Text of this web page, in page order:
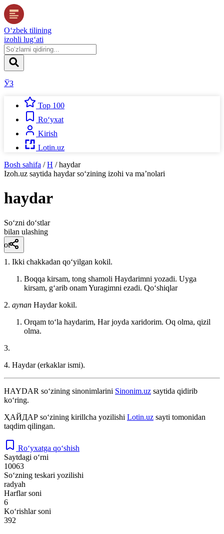
O‘zbek tilining
izohli lug‘ati
ЎЗ
Top 100
Ro‘yxat
Kirish
Lotin.uz
Bosh sahifa / H / haydar
Izoh.uz saytida haydarso‘zining izohi va ma’nolari
haydar
So‘zni do‘stlar
bilan ulashing
ot
1. Ikki chakkadan qoʻyilgan kokil.
Boqqa kirsam, tong shamoli Haydarimni yozadi. Uyga
kirsam, gʻarib onam Yuragimni ezadi. Qoʻshiqlar
2. aynan Haydar kokil.
Orqam toʻla haydarim, Har joyda xaridorim. Oq olma, qizil
olma.
3.
4. Haydar (erkaklar ismi).
HAYDAR so‘zining sinonimlarini Sinonim.uz saytida qidirib
ko‘ring.
ҲАЙДАР so‘zining kirillcha yozilishi Lotin.uz sayti tomonidan
taqdim qilingan.
Ro‘yxatga qo‘shish
Saytdagi o‘rni
10063
So‘zning teskari yozilishi
radyah
Harflar soni
6
Ko‘rishlar soni
392